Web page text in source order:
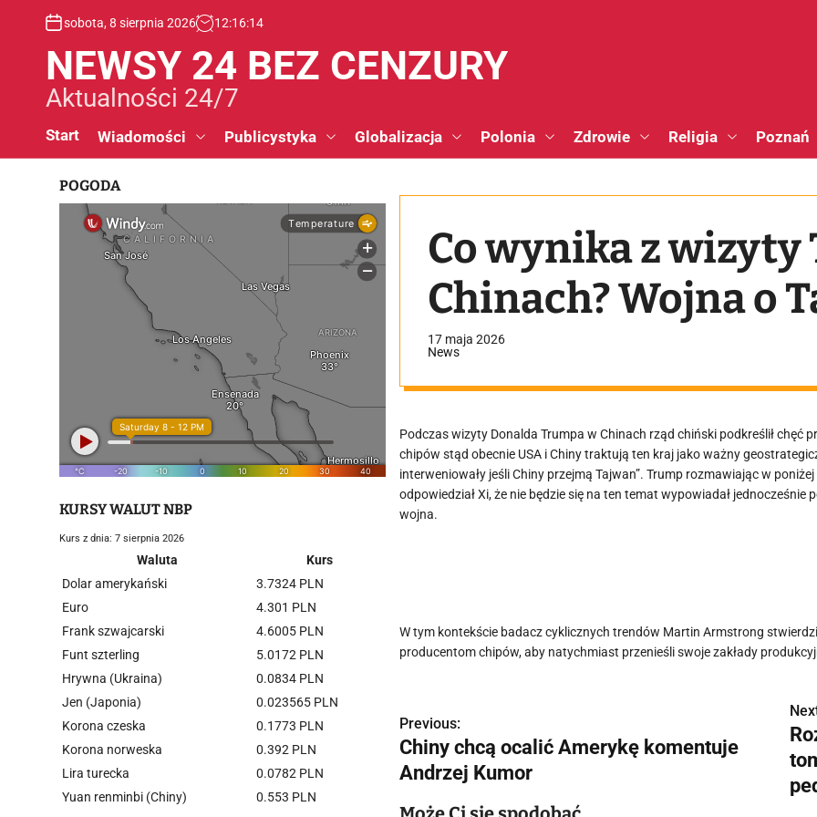
sobota, 8 sierpnia 2026 12:16:15
NEWSY 24 BEZ CENZURY
Aktualności 24/7
Start Wiadomości Publicystyka Globalizacja Polonia Zdrowie Religia Poznań
Co wynika z wizyty
Chinach? Wojna o
17 maja 2026
News
Podczas wizyty Donalda Trumpa w Chinach rząd chiński podkreślił chęć
chipów stąd obecnie USA i Chiny traktują ten kraj jako ważny
interweniowały jeśli Chiny przejmą Tajwan”. Trump rozmawiając w
odpowiedział Xi, że nie będzie się na ten temat wypowiadał
wojna.
W tym kontekście badacz cyklicznych trendów Martin Armstrong
producentom chipów, aby natychmiast przenieśli swoje zakłady
N
a
w
Previous:
Chiny chcą ocalić Amerykę komentuje
Andrzej Kumor
POGODA
KURSY WALUT NBP
Kurs z dnia: 7 sierpnia 2026
Waluta
Kurs
Dolar amerykański
3.7324 PLN
Euro
4.301 PLN
Frank szwajcarski
4.6005 PLN
Funt szterling
5.0172 PLN
Hrywna (Ukraina)
0.0834 PLN
Jen (Japonia)
0.023565 PLN
Korona czeska
0.1773 PLN
Korona norweska
0.392 PLN
Lira turecka
0.0782 PLN
Yuan renminbi (Chiny)
0.553 PLN